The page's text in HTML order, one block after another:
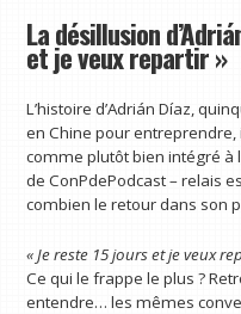
La désillusion
et je veux repartir »
L’histoire d’Adrián Díaz,
en Chine pour
comme plutôt bien intégré à
de ConPdePodcast – relais
combien le retour dans son
« Je reste 15 jours et je veux
Ce qui le frappe le plus ?
entendre… les mêmes